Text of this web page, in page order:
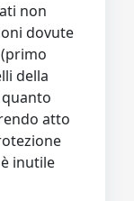
non
dovute
della
atto
inutile